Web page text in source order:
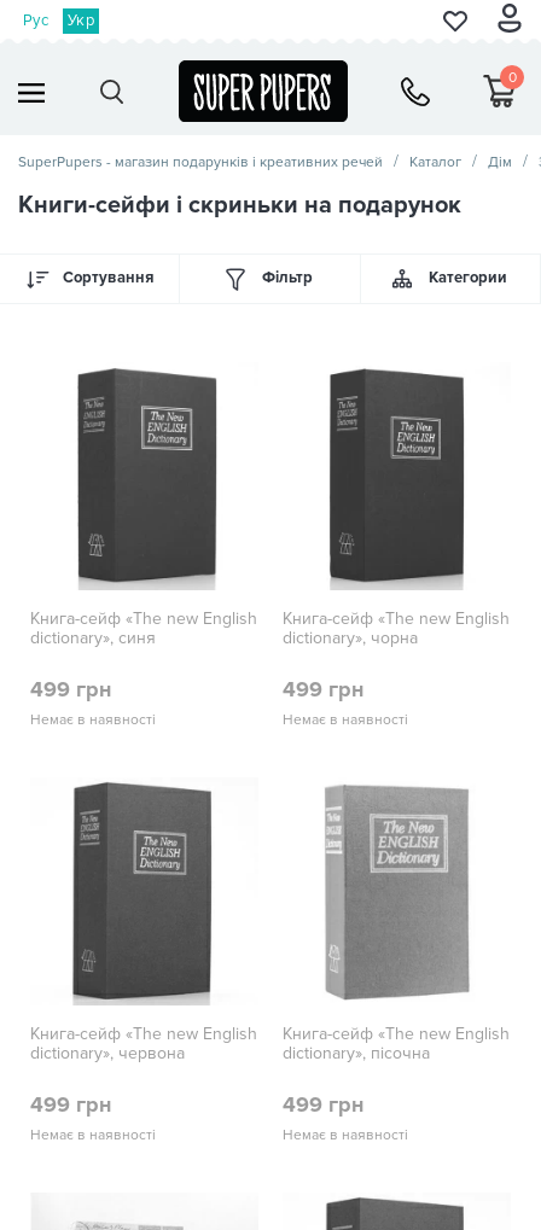
Рус Укр
0
SuperPupers - магазин подарунків і креативних речей Каталог Дім
Книги-сейфи і скриньки на подарунок
Сортування Фільтр Категории
Книга-сейф «The new English
dictionary», синя
499 грн
Немає в наявності
Книга-сейф «The new English
dictionary», чорна
499 грн
Немає в наявності
Книга-сейф «The new English
dictionary», червона
499 грн
Немає в наявності
Книга-сейф «The new English
dictionary», пісочна
499 грн
Немає в наявності